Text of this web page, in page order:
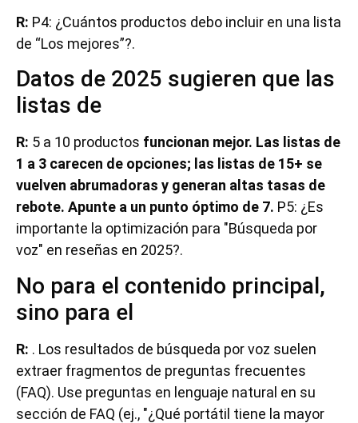
R: P4: ¿Cuántos productos debo incluir en una lista
de “Los mejores”?.
Datos de 2025 sugieren que las
listas de
R: 5 a 10 productos funcionan mejor. Las listas de
1 a 3 carecen de opciones; las listas de 15+ se
vuelven abrumadoras y generan altas tasas de
rebote. Apunte a un punto óptimo de 7. P5: ¿Es
importante la optimización para "Búsqueda por
voz" en reseñas en 2025?.
No para el contenido principal,
sino para el
R: . Los resultados de búsqueda por voz suelen
extraer fragmentos de preguntas frecuentes
(FAQ). Use preguntas en lenguaje natural en su
sección de FAQ (ej., "¿Qué portátil tiene la mayor